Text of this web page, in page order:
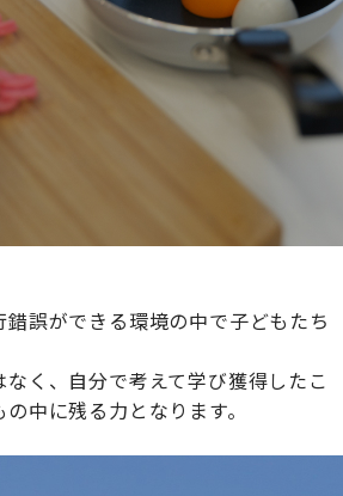
誤ができる環境の中で子どもたち
く、自分で考えて学び獲得したこ
中に残る力となります。